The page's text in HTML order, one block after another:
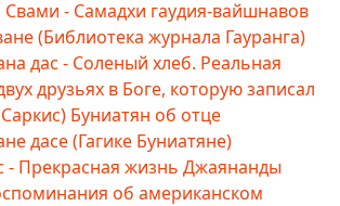
- Самадхи гаудия-вайшнавов
(Библиотека журнала Гауранга)
дас - Соленый хлеб. Реальная
друзьях в Боге, которую записал
Буниатян об отце
дасе (Гагике Буниатяне)
- Прекрасная жизнь Джаянанды
об американском